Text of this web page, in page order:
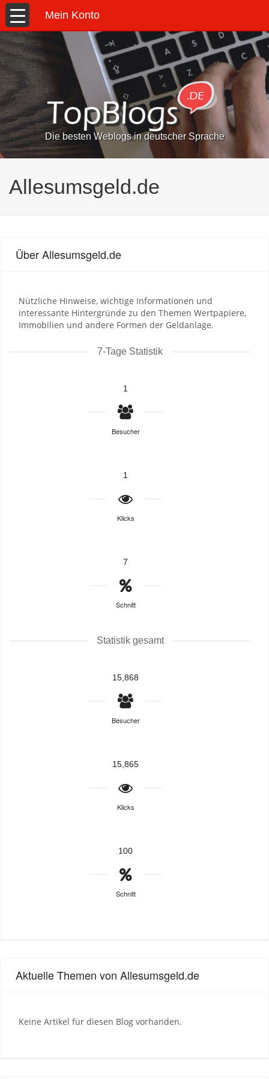
Mein Konto
Die besten Weblogs in deutscher Sprache
Allesumsgeld.de
Über Allesumsgeld.de
Nützliche Hinweise, wichtige Informationen und
interessante Hintergründe zu den Themen Wertpapiere,
Immobilien und andere Formen der Geldanlage.
7-Tage Statistik
1
Besucher
1
Klicks
7
Schnitt
Statistik gesamt
15,868
Besucher
15,865
Klicks
100
Schnitt
Aktuelle Themen von Allesumsgeld.de
Keine Artikel für diesen Blog vorhanden.